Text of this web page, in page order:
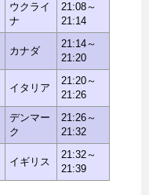
ウクライ
ナ
21:08～
21:14
カナダ
21:14～
21:20
イタリア
21:20～
21:26
デンマー
ク
21:26～
21:32
イギリス
21:32～
21:39